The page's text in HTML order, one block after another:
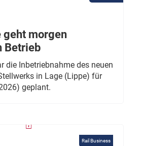
geht morgen
Betrieb
die Inbetriebnahme des neuen
in Lage (Lippe) für
geplant.
Rail Business